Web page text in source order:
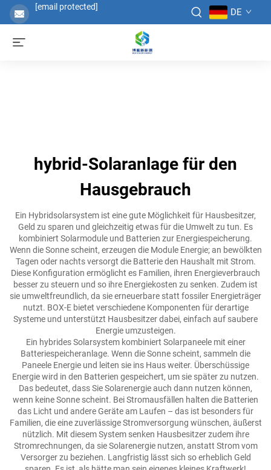
[email protected] DE
hybrid-Solaranlage für den
Hausgebrauch
Ein Hybridsolarsystem ist eine gute Möglichkeit für Hausbesitzer,
Geld zu sparen und gleichzeitig etwas für die Umwelt zu tun. Es
kombiniert Solarmodule und Batterien zur Energiespeicherung.
Wenn die Sonne scheint, erzeugen die Module Energie; an bewölkten
Tagen oder nachts versorgt die Batterie den Haushalt mit Strom.
Diese Konfiguration ermöglicht es Familien, ihren Energieverbrauch
besser zu steuern und so ihre Energiekosten zu senken. Zudem ist
sie umweltfreundlich, da sie erneuerbare statt fossiler Energieträger
nutzt. BOX-E bietet verschiedene Komponenten für derartige
Systeme und unterstützt Hausbesitzer dabei, einfach auf saubere
Energie umzusteigen.
Ein hybrides Solarsystem kombiniert Solarpaneele mit einer
Batteriespeicheranlage. Wenn die Sonne scheint, sammeln die
Paneele Energie und leiten sie ins Haus weiter. Überschüssige
Energie wird in den Batterien gespeichert, um sie später zu nutzen.
Das bedeutet, dass Sie Solarenergie auch dann nutzen können,
wenn keine Sonne scheint. Bei Stromausfällen halten die Batterien
das Licht und andere Geräte am Laufen – das ist besonders für
Familien, die eine zuverlässige Stromversorgung wünschen, äußerst
nützlich. Mit diesem System senken Hausbesitzer zudem ihre
Stromrechnungen, da sie Solarenergie nutzen, anstatt Strom vom
Versorger zu beziehen. Langfristig lässt sich so erheblich Geld